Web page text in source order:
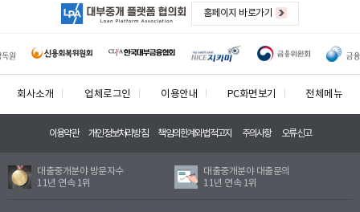
홈페이지 바로가기
회사소개 업체로그인 이용안내 PC화면보기 전체메뉴
이용약관 개인정보처리방침 책임의한계와법적고지 주의사항 오류신고
대출중개분야 방문자수
11년 연속 1위
대출중개분야 대출문의
11년 연속 1위